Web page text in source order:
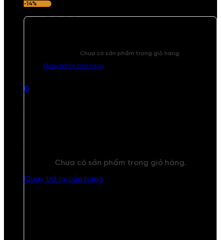
Chưa có sản phẩm trong giỏ hàng.
Quay trở lại cửa hàng
0
Giỏ hàng
Chưa có sản phẩm trong giỏ hàng.
Quay trở lại cửa hàng
-14%